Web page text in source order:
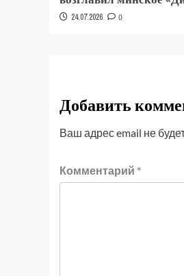
24.07.2026 0
Добавить
Ваш адрес email не
Комментарий *